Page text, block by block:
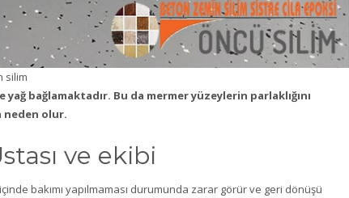
silim
bağlamaktadır. Bu da mermer yüzeylerin parlaklığını
neden olur.
ve ekibi
bakımı yapılmaması durumunda zarar görür ve geri dönüşü